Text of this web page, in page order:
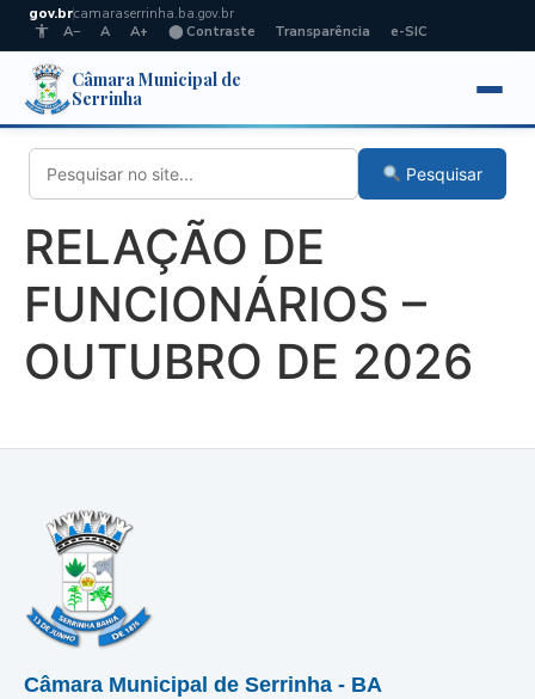
gov.brcamaraserrinha.ba.gov.br
A−
A A+ ⬤ Contraste Transparência e-SIC
Câmara Municipal de
Serrinha
Pesquisar
RELAÇÃO DE
FUNCIONÁRIOS –
OUTUBRO DE 2026
Câmara Municipal de Serrinha - BA